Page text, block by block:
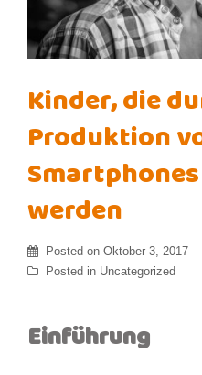
Kinder, die
Produktion
werden
Posted on Oktober 3, 2017
Posted in Uncategorized
Einführung